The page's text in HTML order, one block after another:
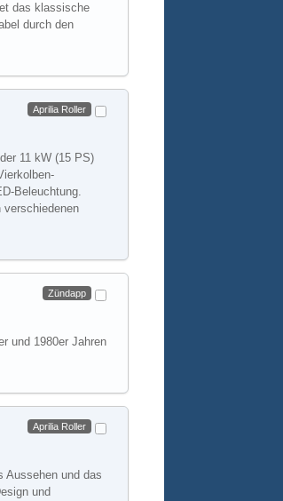
das klassische
durch den
Aprilia Roller
11 kW (15 PS)
Beleuchtung.
Zündapp
und 1980er Jahren
Aprilia Roller
Aussehen und das
und